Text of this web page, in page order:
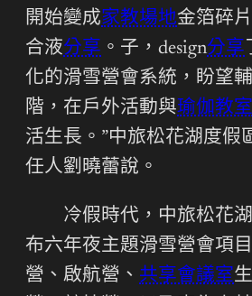
開始變成家教場地金箔碎
合液分享 。子，design分享
化的滑雪營會系統，盼望
階，在戶外活動與瑜伽教室
活生長。”中旅松花湖度假
任人劉曉蕾說。
冷假時代，中旅松花
布六年夜主題滑雪營會項
營、啟航營、 共享會議室